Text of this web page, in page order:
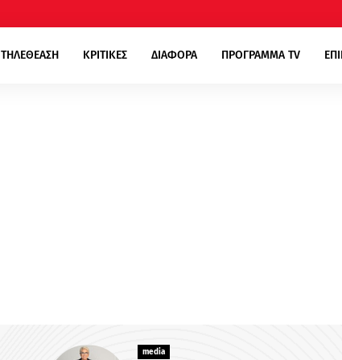
ΤΗΛΕΘΕΑΣΗ ΚΡΙΤΙΚΕΣ ΔΙΑΦΟΡΑ ΠΡΟΓΡΑΜΜΑ TV
media